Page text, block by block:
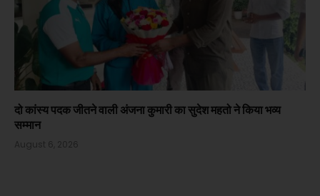
दो कांस्य पदक जीतने वाली अंजना कुमारी का सुदेश महतो ने किया भव्य
सम्मान
August 6, 2026